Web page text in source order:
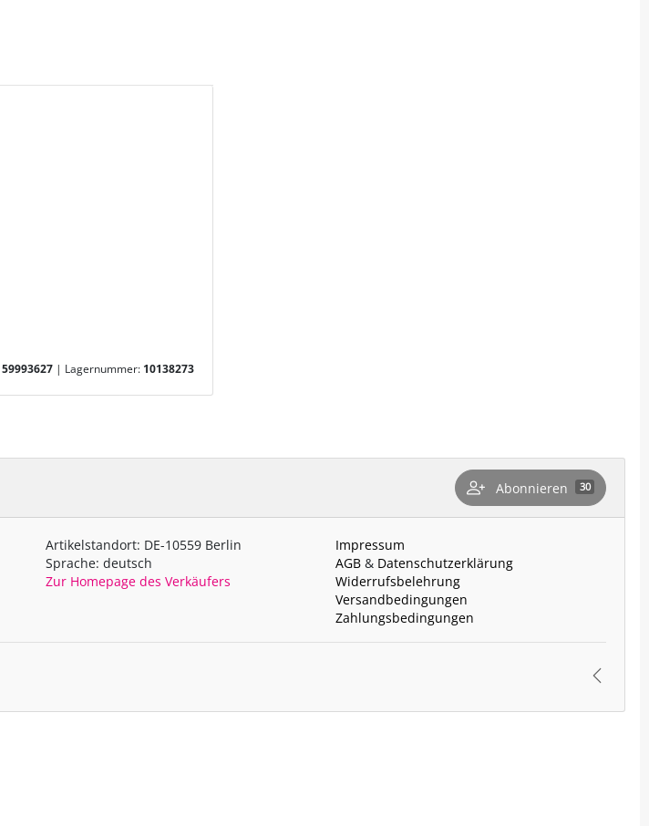
59993627 | Lagernummer: 10138273
Abonnieren 30
Artikelstandort: DE-10559 Berlin
Sprache: deutsch
Zur Homepage des Verkäufers
Impressum
AGB& Datenschutzerklärung
Widerrufsbelehrung
Versandbedingungen
Zahlungsbedingungen